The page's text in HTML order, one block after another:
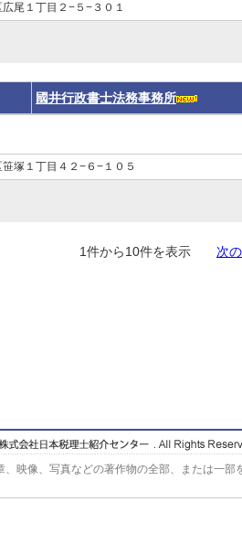
尾１丁目２−５−３０１
國井行政書士法務事務所
塚１丁目４２−６−１０５
1件から10件を表示 次
、映像、写真などの著作物の全部、または一